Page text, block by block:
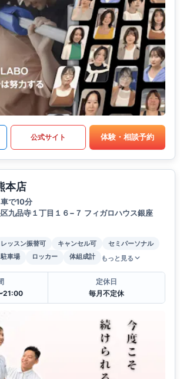
公式サイト 体験・相談予約
本店
で10分
九品寺１丁目１６−７ フィガロハウス銀座
レッスン振替可 キャンセル可
セミパーソナル
駐車場 ロッカー 体組成計 もっと見る
21:00
定休日
毎月不定休